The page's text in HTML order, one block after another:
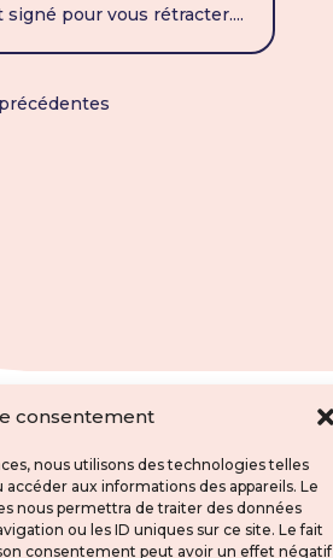
consentement
nous utilisons des technologies telles
aux informations des appareils. Le
nous permettra de traiter des données
ou les ID uniques sur ce site. Le fait
consentement peut avoir un effet négatif
signé pour vous rétracter....